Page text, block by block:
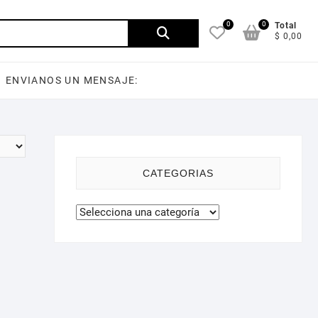
Buscar
0
Total
$ 0,00
0
ENVIANOS UN MENSAJE:
CATEGORIAS